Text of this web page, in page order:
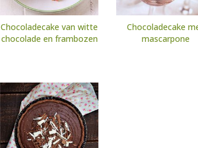
Chocoladecake van witte
chocolade en frambozen
Chocoladecake
mascarpone